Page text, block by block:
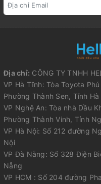
Địa chỉ: CÔNG TY TNHH
VP Hà Tĩnh: Tòa Toyota
Phường Thành Sen, Tỉnh
VP Nghệ An: Tòa nhà Dầu
Phường Thành Vinh, Tỉnh
VP Hà Nội: Số 212 đường
Nội
VP Đà Nẵng: Số 328 Điện
Nẵng
VP HCM : Số 204 đường